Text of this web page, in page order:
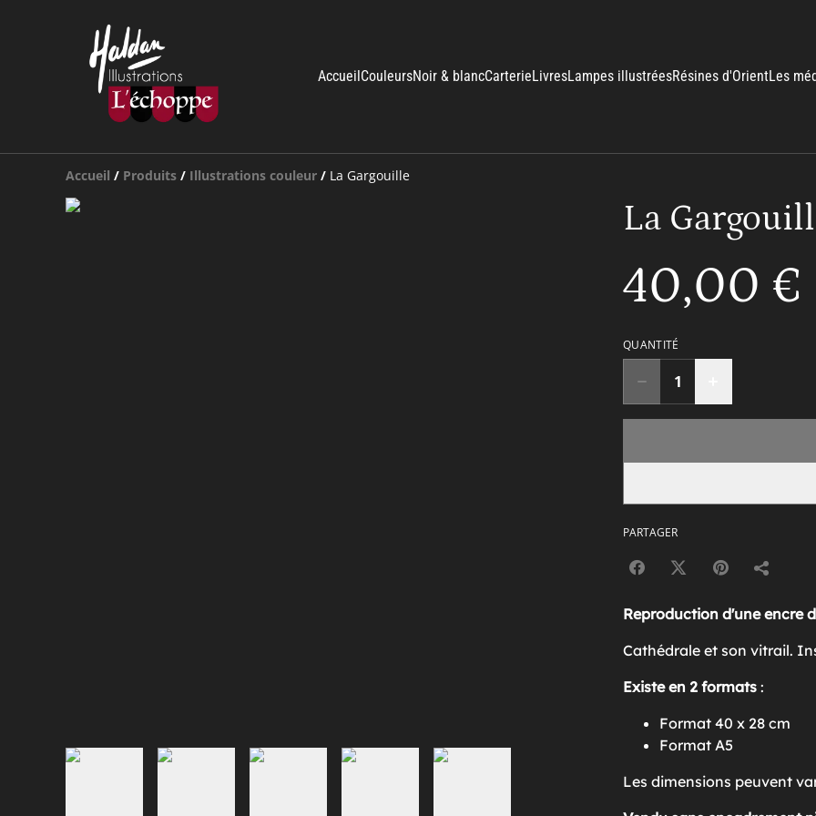
Accueil CouleursNoir & blancCarterieLivresLampes illustréesRésines d'OrientLes
Accueil / Produits / Illustrations couleur / La Gargouille
La
40,00 €
QUANTITÉ
PARTAGER
Reproduction d'une encre
Cathédrale et son vitrail.
Existe en 2 formats :
Format 40 x 28 cm
Format A5
Les dimensions peuvent